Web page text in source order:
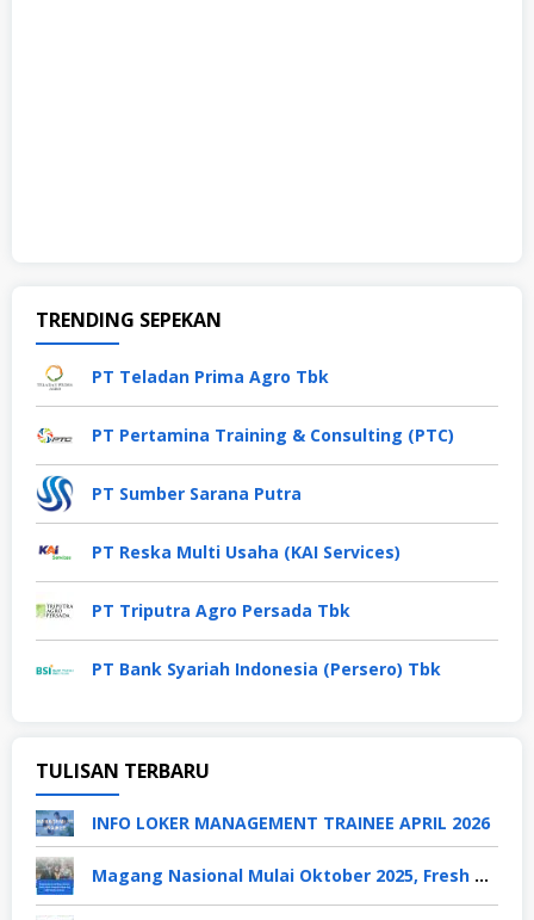
TRENDING SEPEKAN
PT Teladan Prima Agro Tbk
PT Pertamina Training & Consulting (PTC)
PT Sumber Sarana Putra
PT Reska Multi Usaha (KAI Services)
PT Triputra Agro Persada Tbk
PT Bank Syariah Indonesia (Persero) Tbk
TULISAN TERBARU
INFO LOKER MANAGEMENT TRAINEE APRIL 2026
Magang Nasional Mulai Oktober 2025, Fresh Graduate Dapat Gaji UMP Selama 6 Bulan